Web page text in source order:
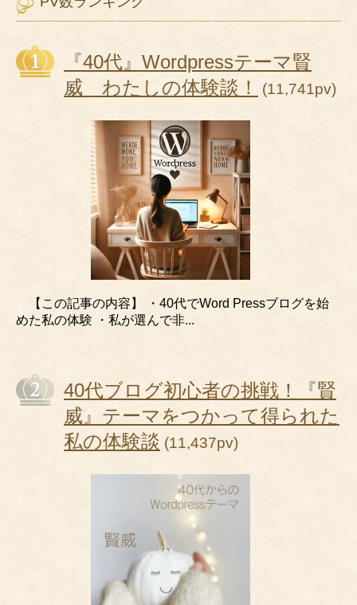
『40代』Wordpressテーマ賢
威 わたしの体験談！
(11,741pv)
【この記事の内容】 ・40代でWord Pressブログを始
めた私の体験 ・私が選んで非...
40代ブログ初心者の挑戦！『賢
威』テーマをつかって得られた
私の体験談 (11,437pv)